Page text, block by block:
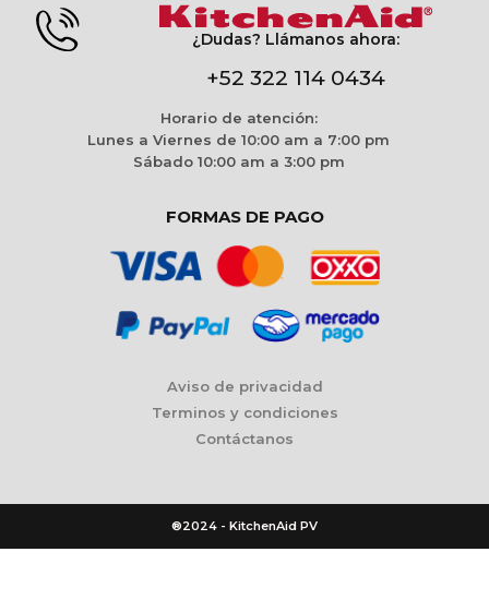
¿Dudas? Llámanos ahora:
+52 322 114 0434
Horario de atención:
Lunes a Viernes de 10:00 am a 7:00 pm
Sábado 10:00 am a 3:00 pm
FORMAS DE PAGO
Aviso de privacidad
Terminos y condiciones
Contáctanos
®2024 - KitchenAid PV